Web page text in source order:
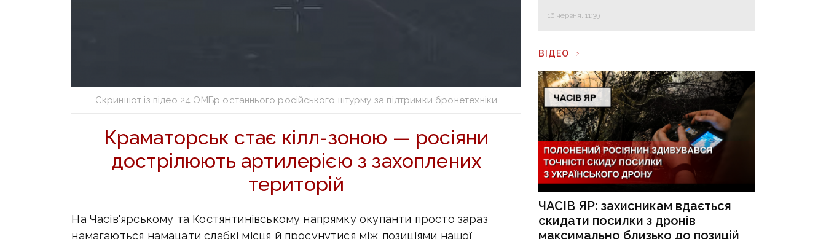
Скриншот із відео 24 ОМБр останнього російського штурму за підтримки бронетехніки
Краматорськ стає кілл-зоною — росіяни
дострілюють артилерією з захоплених
територій
На Часів'ярському та Костянтинівському напрямку окупанти просто зараз
намагаються намацати слабкі місця й просунутися між позиціями нашої
16 червня, 11:39
ВІДЕО
ЧАСІВ ЯР: захисникам вдається
скидати посилки з дронів
максимально близько до позицій